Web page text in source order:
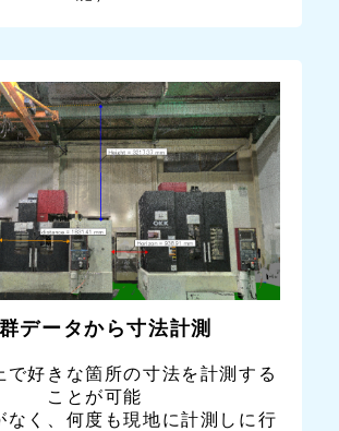
データから寸法計測
で好きな箇所の寸法を計測する
ことが可能
なく、何度も現地に計測しに行